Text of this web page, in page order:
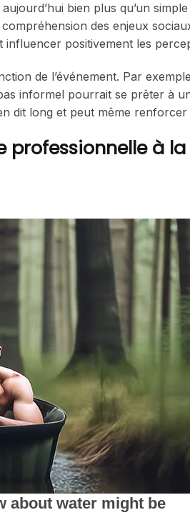
bien plus qu’un
des enjeux
positivement les
de l’événement. Par
informel pourrait se prêter à
dit long et peut même
professionnelle à